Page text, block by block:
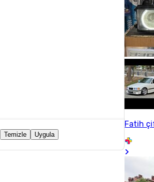
Temizle Uygula
Fatih